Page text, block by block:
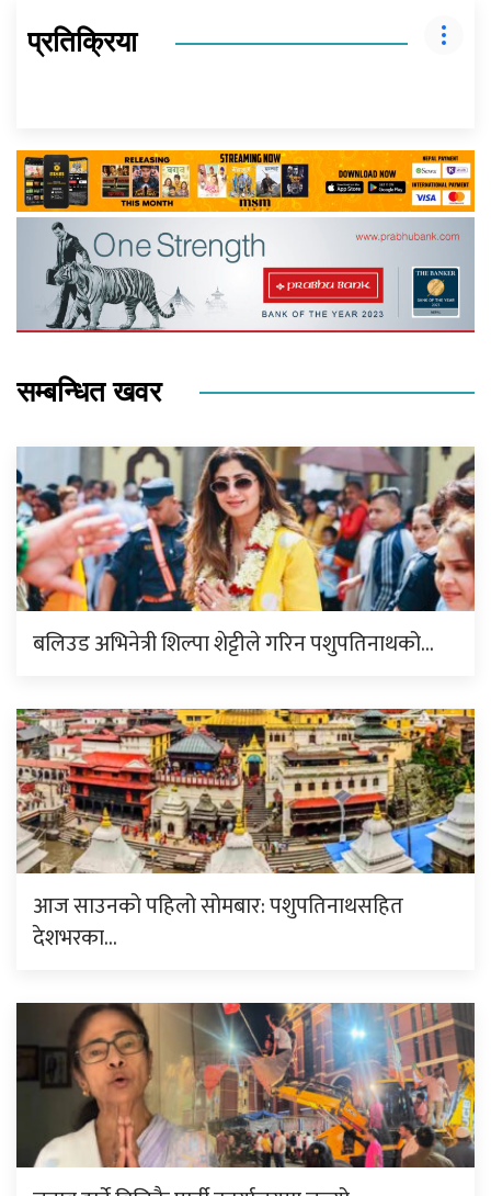
प्रतिक्रिया
सम्बन्धित खवर
बलिउड अभिनेत्री शिल्पा शेट्टीले गरिन पशुपतिनाथको…
आज साउनको पहिलो सोमबार: पशुपतिनाथसहित
देशभरका…